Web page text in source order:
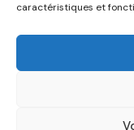
caractéristiques et